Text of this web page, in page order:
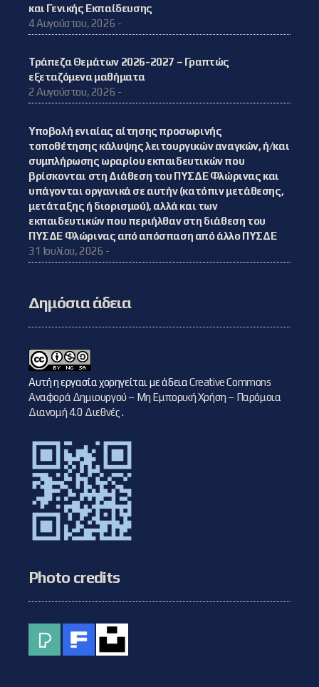
και Γενικής Εκπαίδευσης
4 Αυγούστου, 2026 -
Τράπεζα Θεμάτων 2026-2027 – Γραπτώς
εξεταζόμενα μαθήματα
2 Αυγούστου, 2026 -
Υποβολή ενιαίας αίτησης προσωρινής
τοποθέτησης κάλυψης λειτουργικών αναγκών, ή/και
συμπλήρωσης ωραρίου εκπαιδευτικών που
βρίσκονται στη Διάθεση του ΠΥΣΔΕ Φλώρινας και
υπάγονται οργανικά σε αυτήν (κατόπιν μετάθεσης,
μετάταξης ή διορισμού), αλλά και των
εκπαιδευτικών που περιήλθαν στη διάθεση του
ΠΥΣΔΕ Φλώρινας από απόσπαση από άλλο ΠΥΣΔΕ
31 Ιουλίου, 2026 -
Δημόσια άδεια
Αυτή η εργασία χορηγείται με άδειαCreative Commons
Αναφορά Δημιουργού – Μη Εμπορική Χρήση – Παρόμοια
Διανομή 4.0 Διεθνές.
Photo credits